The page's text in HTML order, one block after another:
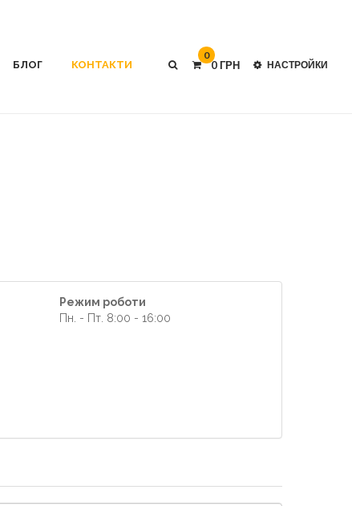
БЛОГ КОНТАКТИ
0
0 ГРН НАСТРОЙКИ
Режим роботи
Пн. - Пт. 8:00 - 16:00